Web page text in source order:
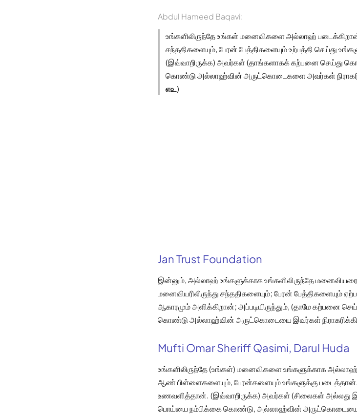
Abdul Hameed Baqavi:
உங்களிலிருந்தே உங்கள் மனைவிகளை அல்லாஹ்
சந்ததிகளையும், பேரன் பேத்திகளையும் உற்பத்தி செய்து
(இவ்வாறிருக்க) அவர்கள் (தாங்களாகக் கற்பனை
கொண்டு அல்லாஹ்வின் அருட்கொடைகளை அவர்கள்
௭௨)
Jan Trust Foundation
இன்னும், அல்லாஹ் உங்களுக்காக உங்களிலிருந்தே மனைவியரை
மனைவியரிலிருந்து சந்ததிகளையும்; பேரன் பேத்திகளையும்
ஆகாரமும் அளிக்கிறான்; அப்படியிருந்தும், (தாமே கற்பனை
கொண்டு அல்லாஹ்வின் அருட்கொடையை இவர்கள்
Mufti Omar Sheriff Qasimi, Darul Huda
உங்களிலிருந்தே (உங்கள்) மனைவிகளை உங்களுக்காக
ஆண் பிள்ளைகளையும், பேரன்களையும் உங்களுக்கு படைத்தான்.
உணவளித்தான். (இவ்வாறிருக்க) அவர்கள் (சிலைகள் அல்லது
பொய்யை நம்பிக்கை கொண்டு, அல்லாஹ்வின் அருட்கொடையை